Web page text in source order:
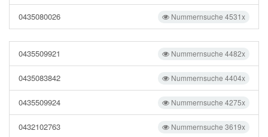
Nummernsuche 4531x
0435080026
Nummernsuche 4482x
0435509921
Nummernsuche 4404x
0435083842
Nummernsuche 4275x
0435509924
Nummernsuche 3619x
0432102763